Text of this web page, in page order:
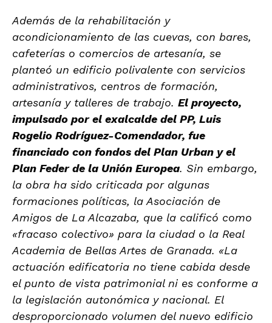
Además de la rehabilitación y
acondicionamiento de las cuevas, con bares,
cafeterías o comercios de artesanía, se
planteó un edificio polivalente con servicios
administrativos, centros de formación,
artesanía y talleres de trabajo. El proyecto,
impulsado por el exalcalde del PP, Luis
Rogelio Rodríguez-Comendador, fue
financiado con fondos del Plan Urban y el
Plan Feder de la Unión Europea. Sin embargo,
la obra ha sido criticada por algunas
formaciones políticas, la Asociación de
Amigos de La Alcazaba, que la calificó como
«fracaso colectivo» para la ciudad o la Real
Academia de Bellas Artes de Granada. «La
actuación edificatoria no tiene cabida desde
el punto de vista patrimonial ni es conforme a
la legislación autonómica y nacional. El
desproporcionado volumen del nuevo edificio